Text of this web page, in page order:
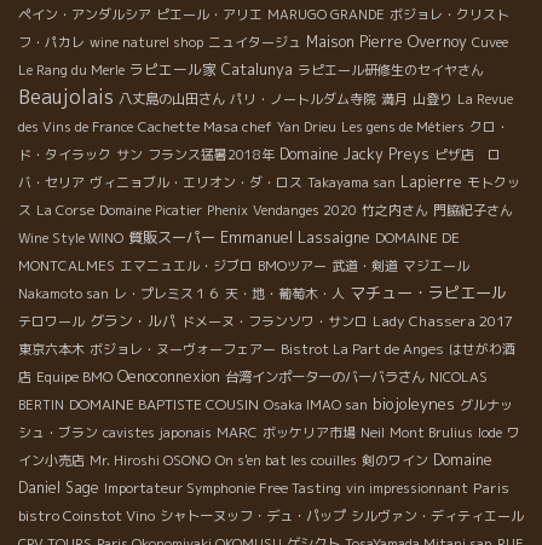
ペイン・アンダルシア ピエール・アリエ MARUGO GRANDE ボジョレ・クリスト
フ・パカレ wine naturel shop ニュイタージュ Maison Pierre Overnoy Cuvee
Le Rang du Merle ラピエール家 Catalunya ラピエール研修生のセイヤさん
Beaujolais 八丈島の山田さん パリ・ノートルダム寺院 満月 山登り La Revue
des Vins de France Cachette Masa chef Yan Drieu Les gens de Métiers クロ・
ド・タイラック サン フランス猛暑2018年 Domaine Jacky Preys ピザ店 ロ
バ・セリア ヴィニョブル・エリオン・ダ・ロス Takayama san Lapierre モトクッ
ス La Corse Domaine Picatier Phenix Vendanges 2020 竹之内さん 門脇紀子さん
Wine Style WINO 質販スーパー Emmanuel Lassaigne DOMAINE DE
MONTCALMES エマニュエル・ジブロ BMOツアー 武道・剣道 マジエール
Nakamoto san レ・プレミス１６ 天・地・葡萄木・人 マチュー・ラピエール
テロワール グラン・ルパ ドメーヌ・フランソワ・サンロ Lady Chassera 2017
東京六本木 ボジョレ・ヌーヴォーフェアー Bistrot La Part de Anges はせがわ酒
店 Equipe BMO Oenoconnexion 台湾インポーターのバーバラさん NICOLAS
BERTIN DOMAINE BAPTISTE COUSIN Osaka IMAO san biojoleynes グルナッ
シュ・ブラン cavistes japonais MARC ボッケリア市場 Neil Mont Brulius Iode ワ
イン小売店 Mr. Hiroshi OSONO On s'en bat les couilles 剣のワイン Domaine
Daniel Sage Importateur Symphonie Free Tasting vin impressionnant Paris
bistro Coinstot Vino シャトーヌッフ・デュ・パップ シルヴァン・ディティエール